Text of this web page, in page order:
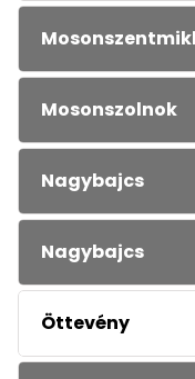
Mosonszolnok
Nagybajcs
Nagybajcs
Öttevény